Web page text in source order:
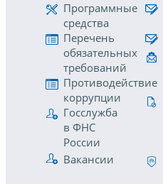
Программные
средства
Перечень
обязательных
требований
Противодействие
коррупции
Госслужба
в ФНС
России
Вакансии